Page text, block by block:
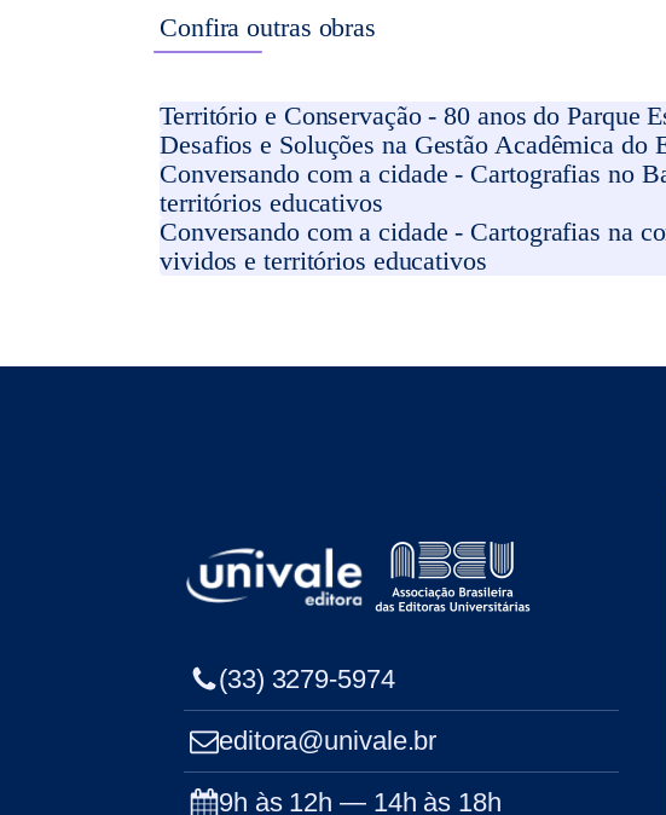
Confira outras obras
Território e Conservação - 80 anos do Parque
Desafios e Soluções na Gestão Acadêmica do
Conversando com a cidade - Cartografias no
territórios educativos
Conversando com a cidade - Cartografias na
vividos e territórios educativos
(33) 3279-5974
editora@univale.br
9h às 12h — 14h às 18h